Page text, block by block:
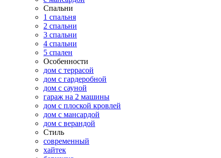
Спальни
1 спальня
2 спальни
3 спальни
4 спальни
5 спален
Особенности
дом с террасой
дом с гардеробной
дом с сауной
гараж на 2 машины
дом с плоской кровлей
дом с мансардой
дом с верандой
Стиль
современный
хайтек